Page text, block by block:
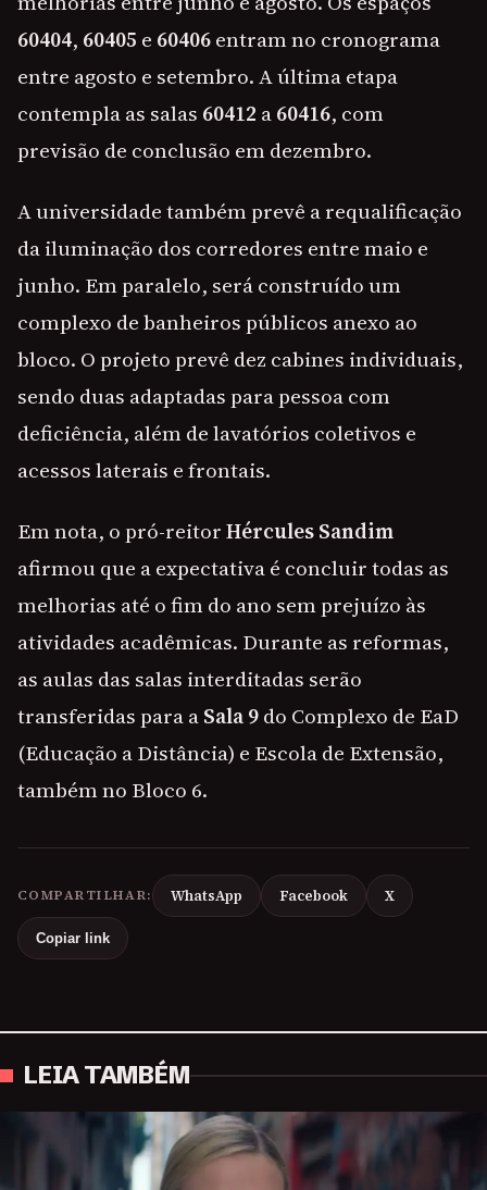
60404, 60405 e 60406entram no cronograma
entre agosto e setembro. A última etapa
contempla as salas 60412 a60416, com
previsão de conclusão em dezembro.
A universidade também prevê a requalificação
da iluminação dos corredores entre maio e
junho. Em paralelo, será construído um
complexo de banheiros públicos anexo ao
bloco. O projeto prevê dez cabines individuais,
sendo duas adaptadas para pessoa com
deficiência, além de lavatórios coletivos e
acessos laterais e frontais.
Em nota, o pró-reitorHércules Sandim
afirmou que a expectativa é concluir todas as
melhorias até o fim do ano sem prejuízo às
atividades acadêmicas. Durante as reformas,
as aulas das salas interditadas serão
transferidas para aSala 9do Complexo de EaD
(Educação a Distância) e Escola de Extensão,
também no Bloco 6.
COMPARTILHAR: WhatsApp Facebook X
Copiar link
LEIA TAMBÉM